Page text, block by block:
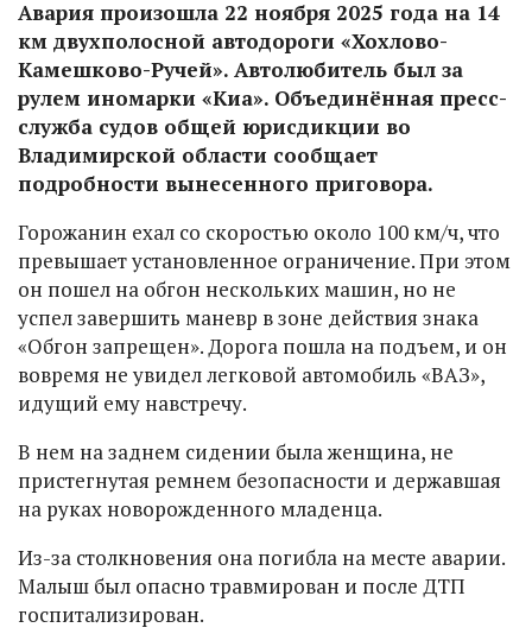
Авария произошла 22 ноября 2025 года на 14
км двухполосной автодороги «Хохлово-
Камешково-Ручей». Автолюбитель был за
рулем иномарки «Киа». Объединённая пресс-
служба судов общей юрисдикции во
Владимирской области сообщает
подробности вынесенного приговора.
Горожанин ехал со скоростью около 100 км/ч, что
превышает установленное ограничение. При этом
он пошел на обгон нескольких машин, но не
успел завершить маневр в зоне действия знака
«Обгон запрещен». Дорога пошла на подъем, и он
вовремя не увидел легковой автомобиль «ВАЗ»,
идущий ему навстречу.
В нем на заднем сидении была женщина, не
пристегнутая ремнем безопасности и державшая
на руках новорожденного младенца.
Из-за столкновения она погибла на месте аварии.
Малыш был опасно травмирован и после ДТП
госпитализирован.